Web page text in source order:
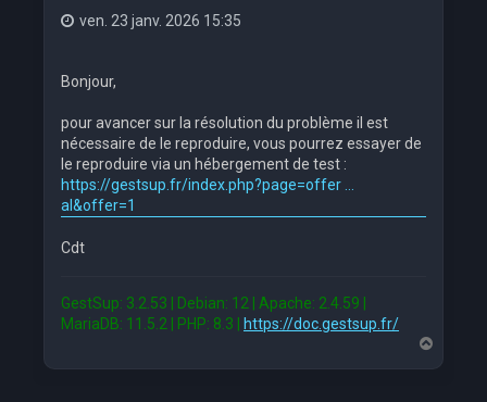
ven. 23 janv. 2026 15:35
Bonjour,
pour avancer sur la résolution du problème il est
nécessaire de le reproduire, vous pourrez essayer de
le reproduire via un hébergement de test :
https://gestsup.fr/index.php?page=offer ...
al&offer=1
Cdt
GestSup: 3.2.53 | Debian: 12 | Apache: 2.4.59 |
MariaDB: 11.5.2 | PHP: 8.3 |
https://doc.gestsup.fr/
a